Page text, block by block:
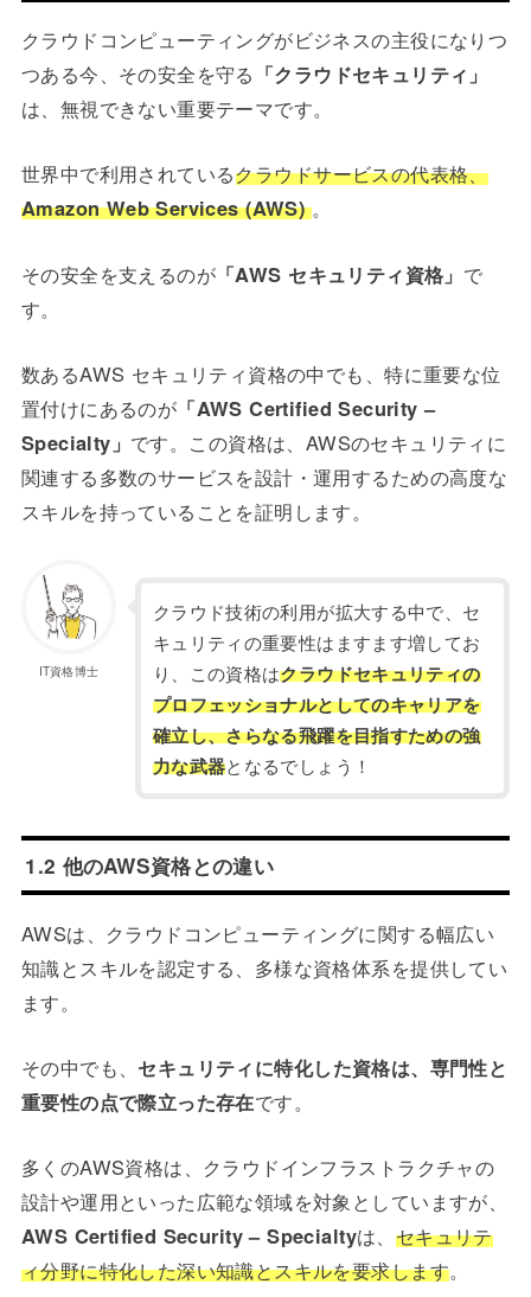
クラウドコンピューティングがビジネスの主役になりつ
つある今、その安全を守る 「クラウドセキュリティ」
は、無視できない重要テーマです。
世界中で利用されているクラウドサービスの代表格、
Amazon Web Services (AWS)。
その安全を支えるのが 「AWS セキュリティ資格」 で
す。
数あるAWS セキュリティ資格の中でも、特に重要な位
置付けにあるのが 「AWS Certified Security –
Specialty」 です。この資格は、AWSのセキュリティに
関連する多数のサービスを設計・運用するための高度な
スキルを持っていることを証明します。
IT資格博士
クラウド技術の利用が拡大する中で、セ
キュリティの重要性はますます増してお
り、この資格はクラウドセキュリティの
プロフェッショナルとしてのキャリアを
確立し、さらなる飛躍を目指すための強
力な武器となるでしょう！
1.2 他のAWS資格との違い
AWSは、クラウドコンピューティングに関する幅広い
知識とスキルを認定する、多様な資格体系を提供してい
ます。
その中でも、 セキュリティに特化した資格は、専門性と
重要性の点で際立った存在です。
多くのAWS資格は、クラウドインフラストラクチャの
設計や運用といった広範な領域を対象としていますが、
AWS Certified Security – Specialtyは、 セキュリテ
ィ分野に特化した深い知識とスキルを要求します。